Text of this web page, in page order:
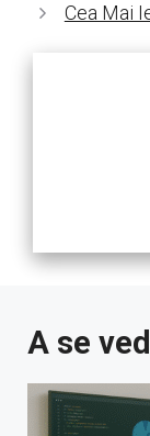
Cea Mai
A se